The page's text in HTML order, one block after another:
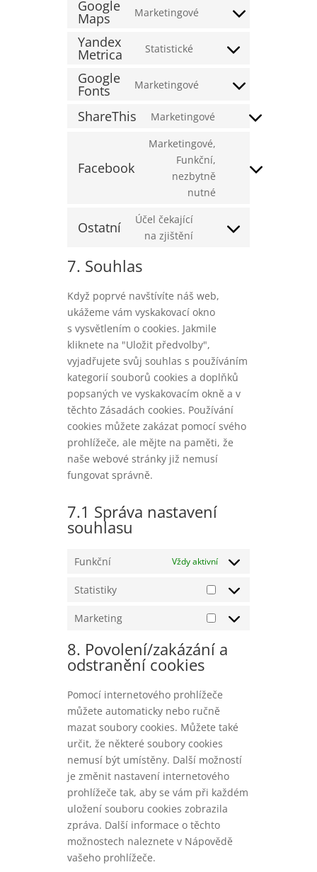
complianz
Google
Maps Marketingové
Consent
service
maps
Yandex
Metrica Statistické
Consent
service
metrica
Google
Fonts Marketingové
Consent
service
google-
fonts
ShareThis Marketingové
Consent
sharethis
Facebook
Marketingové,
Funkční,
nezbytně
nutné
Consent
facebook
Ostatní
Účel čekající
na zjištění
Consent
7. Souhlas
Když poprvé navštívíte náš web,
ukážeme vám vyskakovací okno
s vysvětlením o cookies. Jakmile
kliknete na "Uložit předvolby",
vyjadřujete svůj souhlas s používáním
kategorií souborů cookies a doplňků
popsaných ve vyskakovacím okně a v
těchto Zásadách cookies. Používání
cookies můžete zakázat pomocí svého
prohlížeče, ale mějte na paměti, že
naše webové stránky již nemusí
fungovat správně.
7.1 Správa nastavení
souhlasu
Funkční Vždy aktivní
Statistiky
Statistiky
Marketing
Marketing
8. Povolení/zakázání a
odstranění cookies
Pomocí internetového prohlížeče
můžete automaticky nebo ručně
mazat soubory cookies. Můžete také
určit, že některé soubory cookies
nemusí být umístěny. Další možností
je změnit nastavení internetového
prohlížeče tak, aby se vám při každém
uložení souboru cookies zobrazila
zpráva. Další informace o těchto
možnostech naleznete v Nápovědě
vašeho prohlížeče.